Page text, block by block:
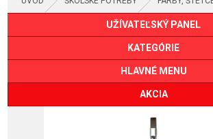
UŽÍVATEĽSKÝ PANEL
KATEGÓRIE
HLAVNÉ MENU
AKCIA